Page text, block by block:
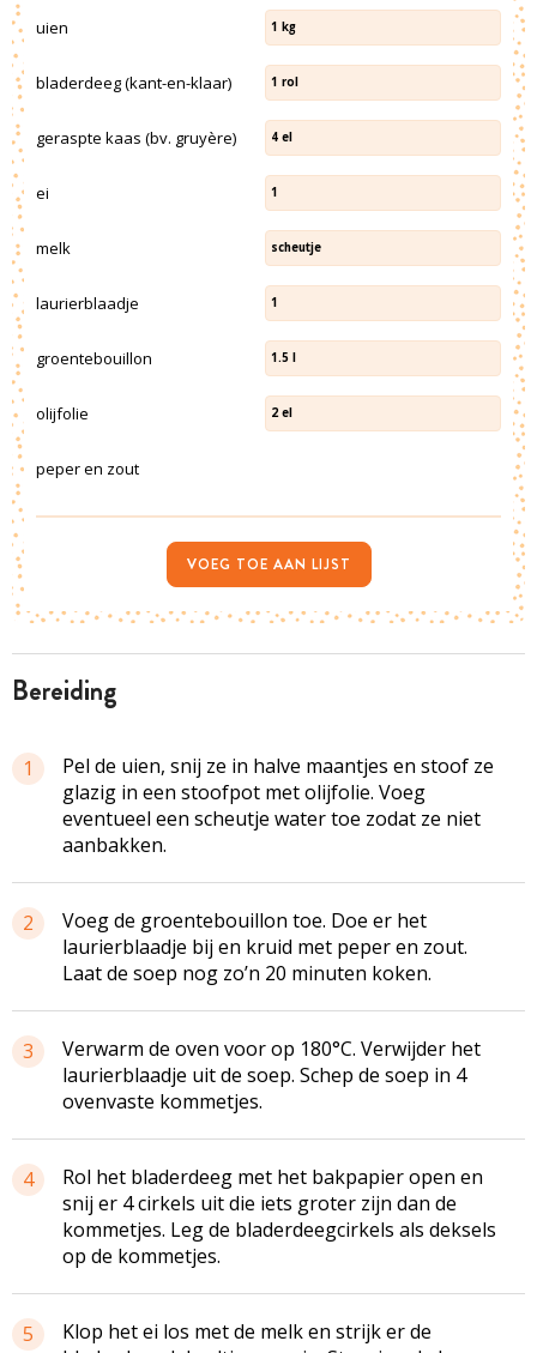
bereiding
1
Pel de uien, snij ze in halve maantjes en stoof ze
glazig in een stoofpot met olijfolie. Voeg
eventueel een scheutje water toe zodat ze niet
aanbakken.
2
Voeg de groentebouillon toe. Doe er het
laurierblaadje bij en kruid met peper en zout.
Laat de soep nog zo’n 20 minuten koken.
3
Verwarm de oven voor op 180°C. Verwijder het
laurierblaadje uit de soep. Schep de soep in 4
ovenvaste kommetjes.
4
Rol het bladerdeeg met het bakpapier open en
snij er 4 cirkels uit die iets groter zijn dan de
kommetjes. Leg de bladerdeegcirkels als deksels
op de kommetjes.
5
Klop het ei los met de melk en strijk er de
uien 1 kg
bladerdeeg (kant-en-klaar) 1 rol
geraspte kaas (bv. gruyère) 4 el
ei 1
melk scheutje
laurierblaadje 1
groentebouillon 1.5 l
olijfolie 2 el
peper en zout
VOEG TOE AAN LIJST